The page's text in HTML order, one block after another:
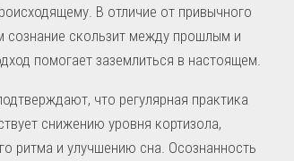
В отличие от привычного
сознание скользит между прошлым и
помогает заземлиться в настоящем.
что регулярная практика
снижению уровня кортизола,
ритма и улучшению сна. Осознанность